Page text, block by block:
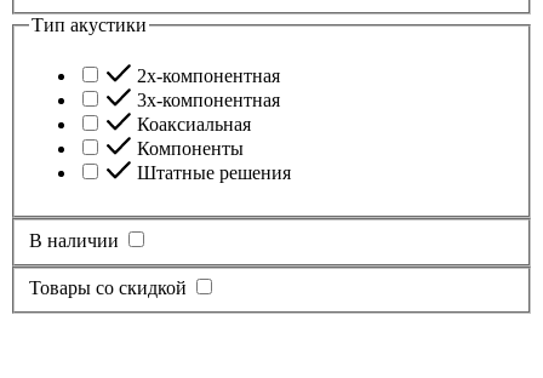
Тип акустики
2х-компонентная
3х-компонентная
Коаксиальная
Компоненты
Штатные решения
В наличии
Товары со скидкой